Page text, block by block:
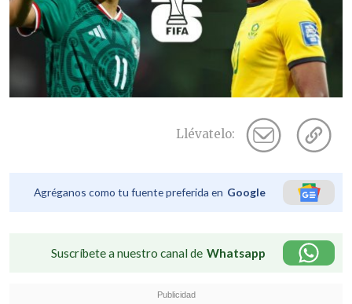
Llévatelo:
Agréganos como tu fuente preferida en Google
Suscríbete a nuestro canal de Whatsapp